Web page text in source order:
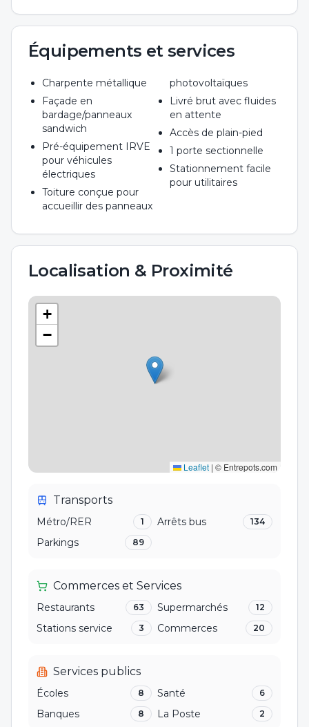
Équipements et services
Charpente métallique
Façade en
bardage/panneaux
sandwich
Pré-équipement IRVE
pour véhicules
électriques
Toiture conçue pour
accueillir des panneaux
photovoltaïques
Livré brut avec fluides
en attente
Accès de plain-pied
1 porte sectionnelle
Stationnement facile
pour utilitaires
Localisation & Proximité
+
−
Leaflet | © Entrepots.com
Transports
Métro/RER 1 Arrêts bus 134
Parkings 89
Commerces et Services
Restaurants 63 Supermarchés 12
Stations service 3 Commerces 20
Services publics
Écoles 8 Santé 6
Banques 8 La Poste 2